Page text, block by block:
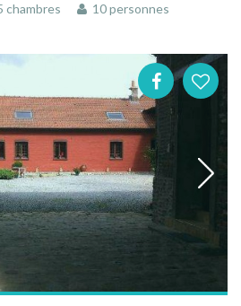
chambres 10 personnes